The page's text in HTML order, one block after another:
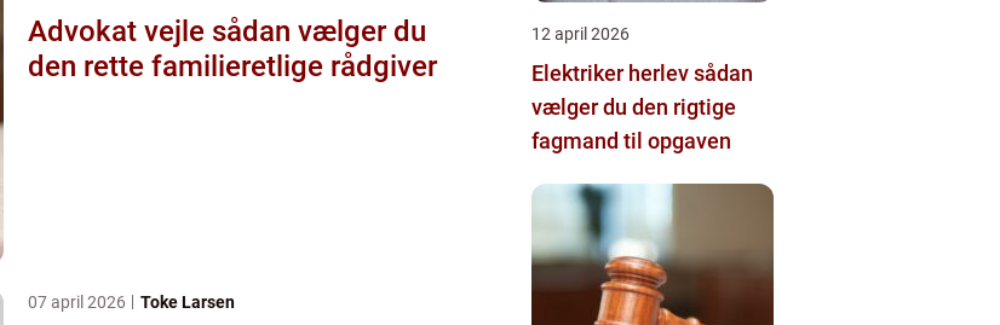
Advokat vejle sådan vælger du
den rette familieretlige rådgiver
07 april 2026 Toke Larsen
12 april 2026
Elektriker herlev sådan
vælger du den rigtige
fagmand til opgaven